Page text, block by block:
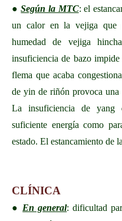
●Según la MTC: el
un calor en la vejiga que
humedad de vejiga
insuficiencia de bazo
flema que acaba
de yin de riñón provoca una
La insuficiencia de yang
suficiente energía como
estado. El estancamiento de
CLÍNICA
● En general: dificultad